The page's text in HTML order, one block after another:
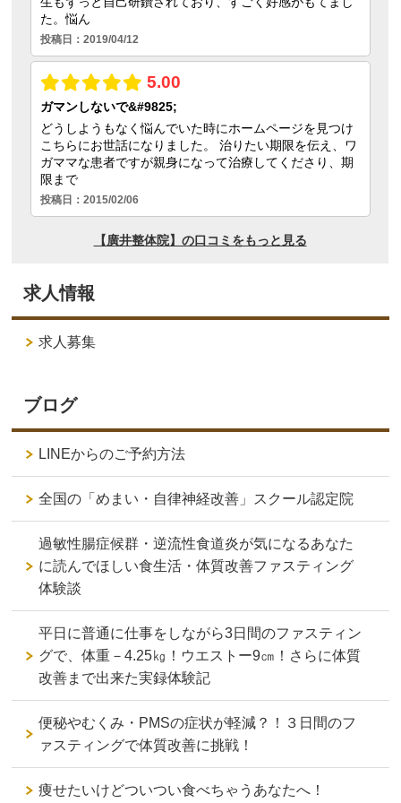
求人情報
求人募集
ブログ
LINEからのご予約方法
全国の「めまい・自律神経改善」スクール認定院
過敏性腸症候群・逆流性食道炎が気になるあなた
に読んでほしい食生活・体質改善ファスティング
体験談
平日に普通に仕事をしながら3日間のファスティン
グで、体重－4.25㎏！ウエストー9㎝！さらに体質
改善まで出来た実録体験記
便秘やむくみ・PMSの症状が軽減？！３日間のフ
ァスティングで体質改善に挑戦！
痩せたいけどついつい食べちゃうあなたへ！